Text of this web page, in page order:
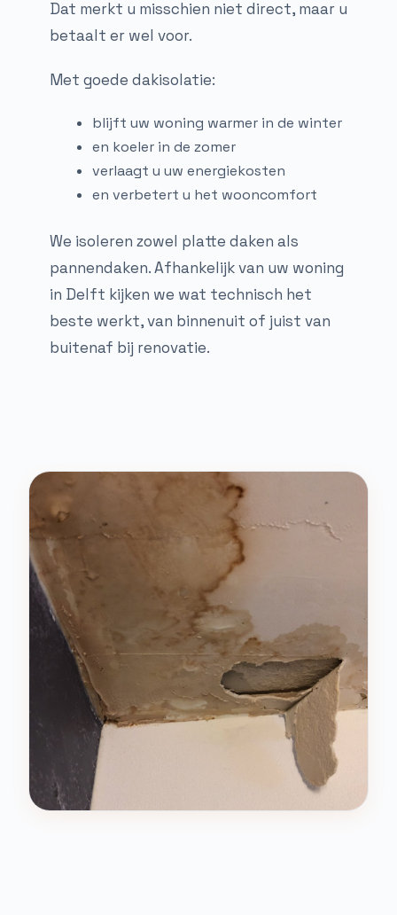
Dat merkt u misschien niet direct, maar u
betaalt er wel voor.
Met goede dakisolatie:
blijft uw woning warmer in de winter
en koeler in de zomer
verlaagt u uw energiekosten
en verbetert u het wooncomfort
We isoleren zowel platte daken als
pannendaken. Afhankelijk van uw woning
in Delft kijken we wat technisch het
beste werkt, van binnenuit of juist van
buitenaf bij renovatie.